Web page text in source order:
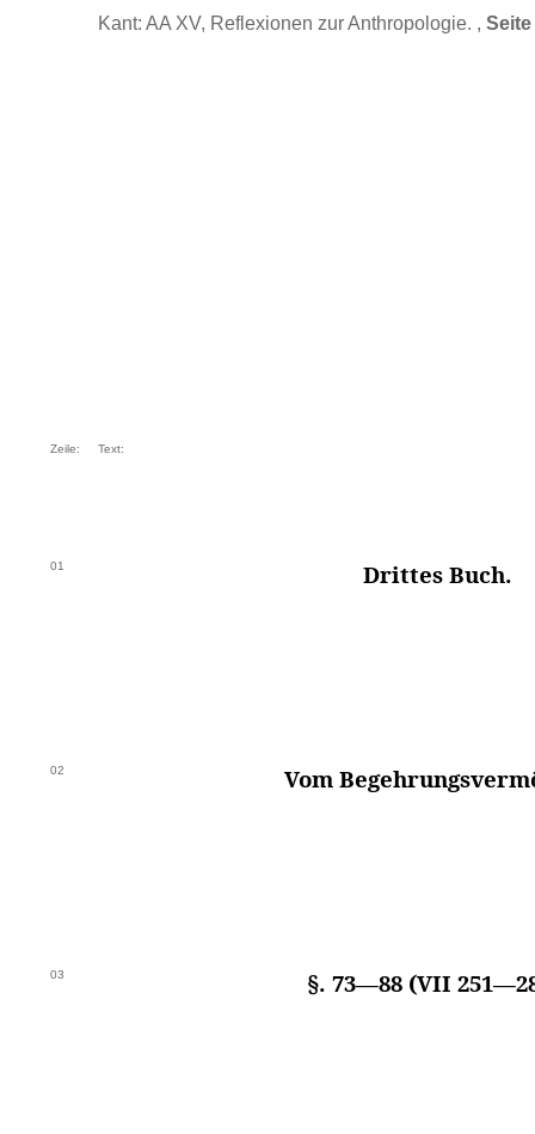
Kant: AA XV, Reflexionen zur Anthropologie. , Seite
Zeile: Text:
01 Drittes Buch.
02 Vom
03 §. 73—88 (VII